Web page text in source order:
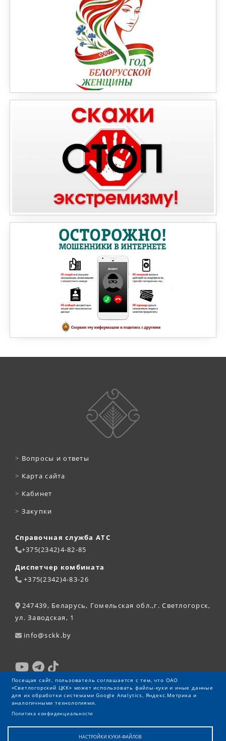
> Вопросы и ответы
> Карта сайта
> Кабинет
> Закупки
Справочная служба АТС
+375(2342)4-82-85
Диспетчер комбината
+375(2342)4-83-26
247439, Беларусь, Гомельская обл.,г. Светлогорск,
ул. Заводская, 1
info@sckk.by
Посещая сайт, пользователь соглашается с тем, что ОАО
«Светлогорский ЦКК» может использовать файлы-куки и иные данные
для их обработки системами Google Analytics, Яндекс.Метрика и
аналогичными технологиями.
Политика конфиденциальности
НАСТРОЙКИ КУКИ-ФАЙЛОВ